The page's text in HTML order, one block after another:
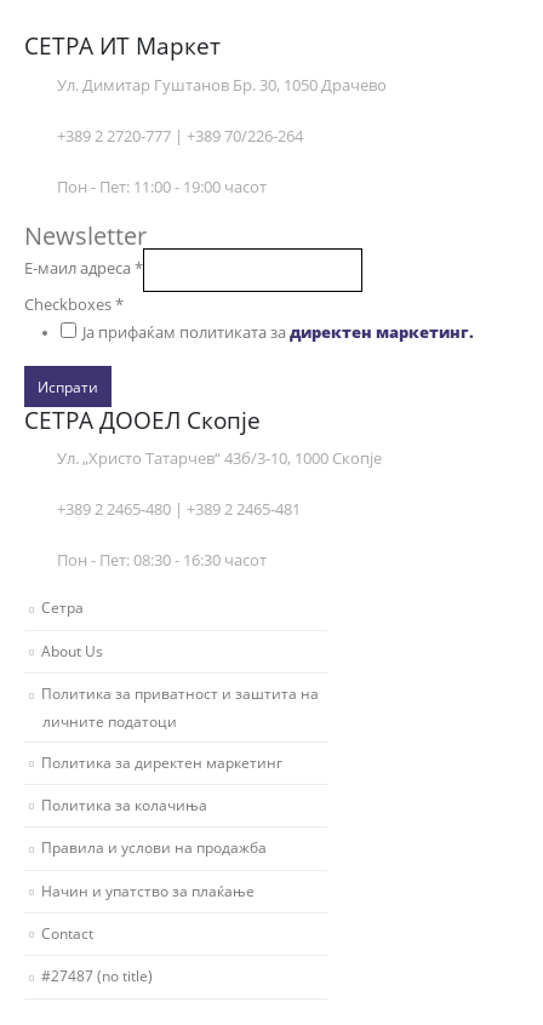
СЕТРА ИТ Маркет
Ул. Димитар Гуштанов Бр. 30, 1050 Драчево
+389 2 2720-777 | +389 70/226-264
Пон - Пет: 11:00 - 19:00 часот
Newsletter
Е-маил адреса*
Checkboxes*
Ја прифаќам политиката задиректен маркетинг.
Испрати
СЕТРА ДООЕЛ Скопје
Ул. „Христо Татарчев“ 43б/3-10, 1000 Скопје
+389 2 2465-480 | +389 2 2465-481
Пон - Пет: 08:30 - 16:30 часот
Сетра
About Us
Политика за приватност и заштита на
личните податоци
Политика за директен маркетинг
Политика за колачиња
Правила и услови на продажба
Начин и упатство за плаќање
Contact
#27487 (no title)